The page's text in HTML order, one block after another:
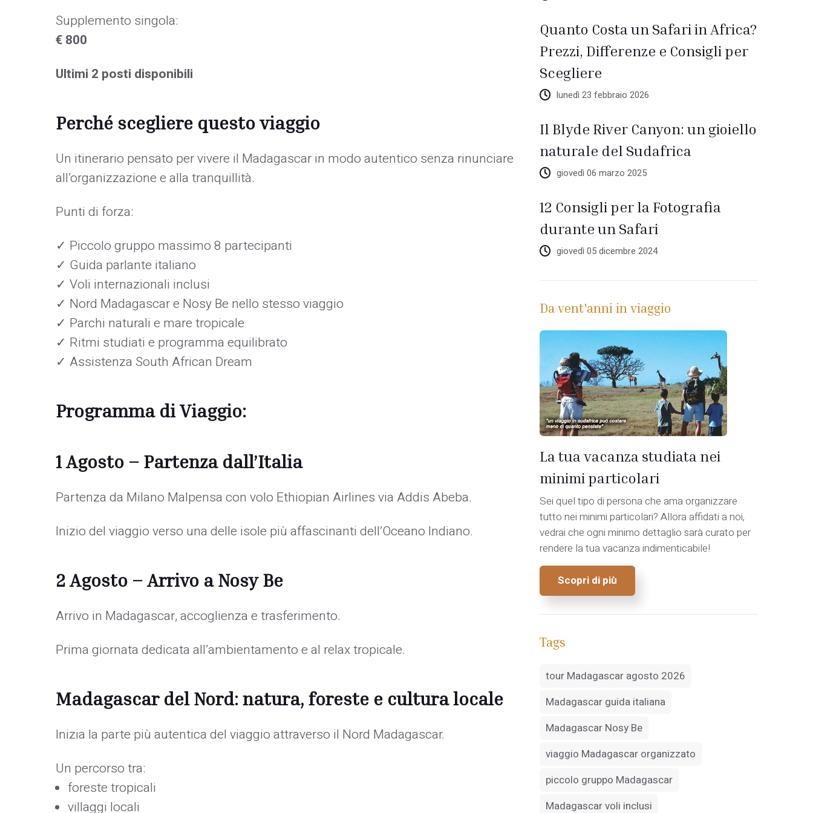
Supplemento singola:
€ 800
Ultimi 2 posti disponibili
Perché scegliere questo viaggio
Un itinerario pensato per vivere il Madagascar in modo autentico senza rinunciare
all’organizzazione e alla tranquillità.
Punti di forza:
✓ Piccolo gruppo massimo 8 partecipanti
✓ Guida parlante italiano
✓ Voli internazionali inclusi
✓ Nord Madagascar e Nosy Be nello stesso viaggio
✓ Parchi naturali e mare tropicale
✓ Ritmi studiati e programma equilibrato
✓ Assistenza South African Dream
Programma di Viaggio:
1 Agosto – Partenza dall’Italia
Partenza da Milano Malpensa con volo Ethiopian Airlines via Addis Abeba.
Inizio del viaggio verso una delle isole più affascinanti dell’Oceano Indiano.
2 Agosto – Arrivo a Nosy Be
Arrivo in Madagascar, accoglienza e trasferimento.
Prima giornata dedicata all’ambientamento e al relax tropicale.
Madagascar del Nord: natura, foreste e cultura locale
Inizia la parte più autentica del viaggio attraverso il Nord Madagascar.
Un percorso tra:
foreste tropicali
villaggi locali
Quanto Costa un Safari in Africa?
Prezzi, Differenze e Consigli per
Scegliere
lunedì 23 febbraio 2026
Il Blyde River Canyon: un gioiello
naturale del Sudafrica
giovedì 06 marzo 2025
12 Consigli per la Fotografia
durante un Safari
giovedì 05 dicembre 2024
Da vent'anni in viaggio
La tua vacanza studiata nei
minimi particolari
Sei quel tipo di persona che ama organizzare
tutto nei minimi particolari? Allora affidati a noi,
vedrai che ogni minimo dettaglio sarà curato per
rendere la tua vacanza indimenticabile!
Scopri di più
Tags
tour Madagascar agosto 2026
Madagascar guida italiana
Madagascar Nosy Be
viaggio Madagascar organizzato
piccolo gruppo Madagascar
Madagascar voli inclusi